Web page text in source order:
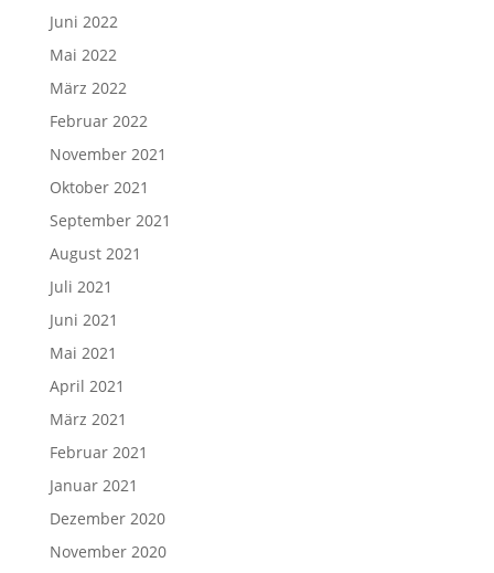
Juni 2022
Mai 2022
März 2022
Februar 2022
November 2021
Oktober 2021
September 2021
August 2021
Juli 2021
Juni 2021
Mai 2021
April 2021
März 2021
Februar 2021
Januar 2021
Dezember 2020
November 2020